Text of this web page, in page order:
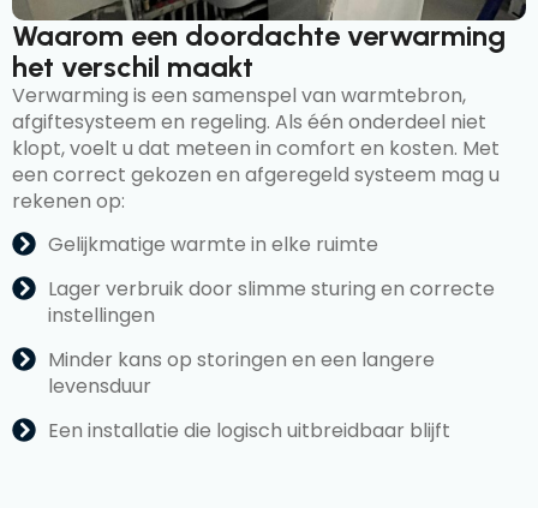
Waarom een doordachte verwarming
het verschil maakt
Verwarming is een samenspel van warmtebron,
afgiftesysteem en regeling. Als één onderdeel niet
klopt, voelt u dat meteen in comfort en kosten. Met
een correct gekozen en afgeregeld systeem mag u
rekenen op:
Gelijkmatige warmte in elke ruimte
Lager verbruik door slimme sturing en correcte
instellingen
Minder kans op storingen en een langere
levensduur
Een installatie die logisch uitbreidbaar blijft